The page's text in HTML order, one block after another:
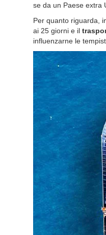
se da un Paese extra
Per quanto riguarda,
ai 25 giorni e il
influenzarne le